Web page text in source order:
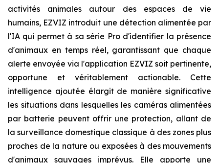
activités animales autour des espaces de vie
humains, EZVIZ introduit une détection alimentée par
l'IA qui permet à sa série Pro d'identifier la présence
d'animaux en temps réel, garantissant que chaque
alerte envoyée via l'application EZVIZ soit pertinente,
opportune et véritablement actionable. Cette
intelligence ajoutée élargit de manière significative
les situations dans lesquelles les caméras alimentées
par batterie peuvent offrir une protection, allant de
la surveillance domestique classique à des zones plus
proches de la nature ou exposées à des mouvements
d'animaux sauvages imprévus. Elle apporte une